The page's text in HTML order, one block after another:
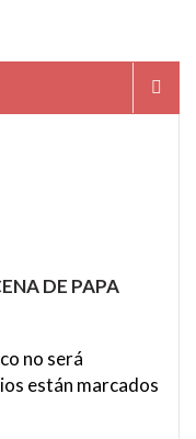
DE PAPA
no será
están marcados